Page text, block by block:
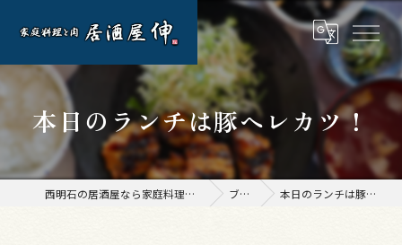
本日のランチは豚ヘレカツ！
西明石の居酒屋なら家庭料理と肉 居酒屋 伸 ブログ 本日のランチは豚ヘレカツ！